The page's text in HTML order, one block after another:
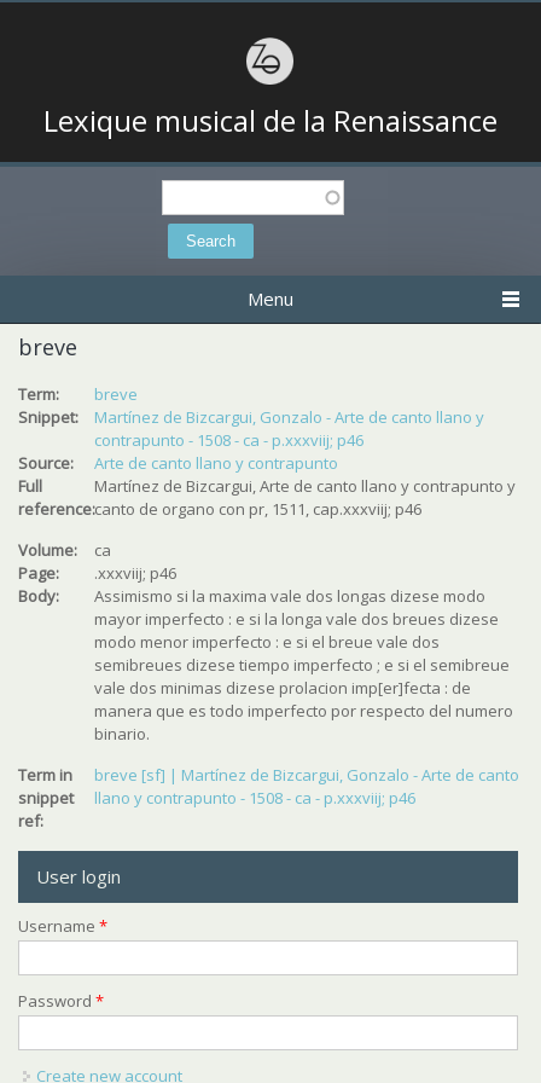
Lexique musical de la Renaissance
Search
Menu
breve
Term:
breve
Snippet:
Martínez de Bizcargui, Gonzalo - Arte de canto llano y
contrapunto - 1508 - ca - p.xxxviij; p46
Source:
Arte de canto llano y contrapunto
Full
reference:
Martínez de Bizcargui, Arte de canto llano y contrapunto y
canto de organo con pr, 1511, cap.xxxviij; p46
Volume:
ca
Page:
.xxxviij; p46
Body:
Assimismo si la maxima vale dos longas dizese modo
mayor imperfecto : e si la longa vale dos breues dizese
modo menor imperfecto : e si el breue vale dos
semibreues dizese tiempo imperfecto ; e si el semibreue
vale dos minimas dizese prolacion imp[er]fecta : de
manera que es todo imperfecto por respecto del numero
binario.
Term in
snippet
ref:
breve [sf] | Martínez de Bizcargui, Gonzalo - Arte de canto
llano y contrapunto - 1508 - ca - p.xxxviij; p46
User login
Username *
Password *
Create new account